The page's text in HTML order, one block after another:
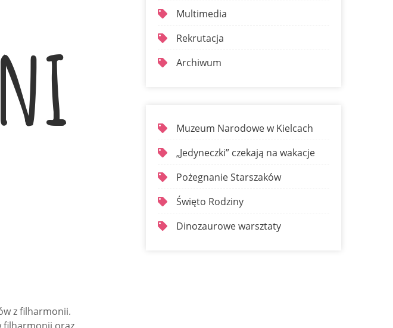
z filharmonii.
Multimedia
Rekrutacja
Archiwum
Muzeum Narodowe w Kielcach
„Jedyneczki” czekają na wakacje
Pożegnanie Starszaków
Święto Rodziny
Dinozaurowe warsztaty